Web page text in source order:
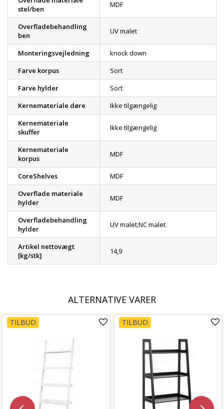
stel/ben
MDF
Overfladebehandling
ben
UV malet
Monteringsvejledning
knock down
Farve korpus
Sort
Farve hylder
Sort
Kernemateriale døre
Ikke tilgængelig
Kernemateriale
skuffer
Ikke tilgængelig
Kernemateriale
korpus
MDF
CoreShelves
MDF
Overflade materiale
hylder
MDF
Overfladebehandling
hylder
UV malet;NC malet
Artikel nettovægt
[kg/stk]
14,9
ALTERNATIVE VARER
TILBUD TILBUD